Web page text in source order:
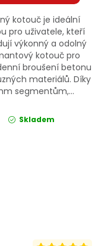
kotouč je ideální
pro uživatele, kteří
výkonný a odolný
kotouč pro
broušení betonu
materiálů. Díky
segmentům,...
Skladem